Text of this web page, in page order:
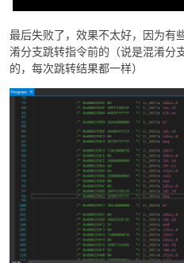
最后失败了，效果不太好，因为有
淆分支跳转指令前的（说是混淆分
的，每次跳转结果都一样）